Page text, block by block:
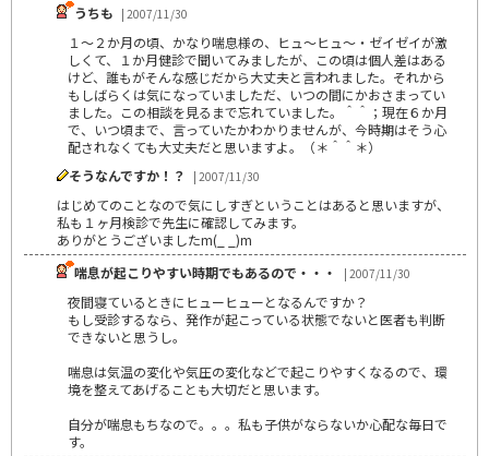
うちも | 2007/11/30
１～２か月の頃、かなり喘息様の、ヒュ～ヒュ～・ゼイゼイが激
しくて、１か月健診で聞いてみましたが、この頃は個人差はある
けど、誰もがそんな感じだから大丈夫と言われました。それから
もしばらくは気になっていましただ、いつの間にかおさまってい
ました。この相談を見るまで忘れていました。＾＾；現在６か月
で、いつ頃まで、言っていたかわかりませんが、今時期はそう心
配されなくても大丈夫だと思いますよ。（＊＾＾＊）
そうなんですか！？
| 2007/11/30
はじめてのことなので気にしすぎということはあると思いますが、
私も１ヶ月検診で先生に確認してみます。
ありがとうございましたm(_ _)m
喘息が起こりやすい時期でもあるので・・・
| 2007/11/30
夜間寝ているときにヒューヒューとなるんですか？
もし受診するなら、発作が起こっている状態でないと医者も判断
できないと思うし。
喘息は気温の変化や気圧の変化などで起こりやすくなるので、環
境を整えてあげることも大切だと思います。
自分が喘息もちなので。。。私も子供がならないか心配な毎日で
す。